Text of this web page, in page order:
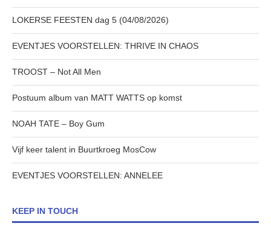
LOKERSE FEESTEN dag 5 (04/08/2026)
EVENTJES VOORSTELLEN: THRIVE IN CHAOS
TROOST – Not All Men
Postuum album van MATT WATTS op komst
NOAH TATE – Boy Gum
Vijf keer talent in Buurtkroeg MosCow
EVENTJES VOORSTELLEN: ANNELEE
KEEP IN TOUCH